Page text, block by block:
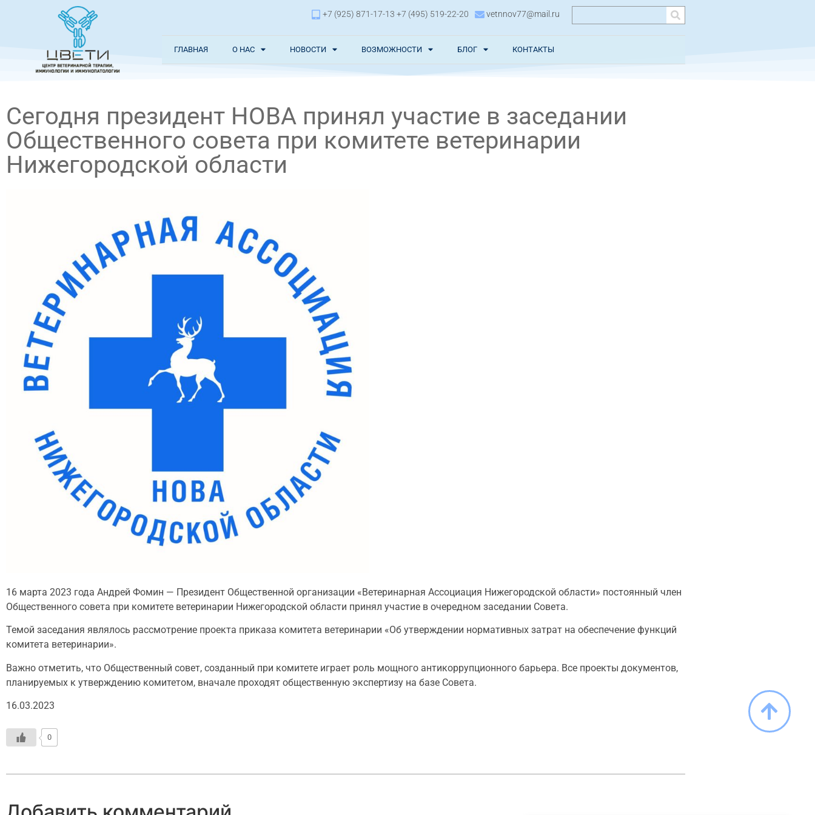
+7 (925) 871-17-13 +7 (495) 519-22-20 vetnnov77@mail.ru
ГЛАВНАЯ О НАС НОВОСТИ ВОЗМОЖНОСТИ БЛОГ КОНТАКТЫ
Сегодня президент НОВА принял участие в заседании
Общественного совета при комитете ветеринарии
Нижегородской области
16 марта 2023 года Андрей Фомин — Президент Общественной организации «Ветеринарная Ассоциация Нижегородской области» постоянный член
Общественного совета при комитете ветеринарии Нижегородской области принял участие в очередном заседании Совета.
Темой заседания являлось рассмотрение проекта приказа комитета ветеринарии «Об утверждении нормативных затрат на обеспечение функций
комитета ветеринарии».
Важно отметить, что Общественный совет, созданный при комитете играет роль мощного антикоррупционного барьера. Все проекты документов,
планируемых к утверждению комитетом, вначале проходят общественную экспертизу на базе Совета.
16.03.2023
0